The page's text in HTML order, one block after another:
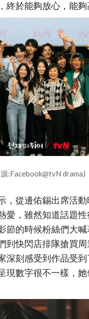
終於能夠放心，能夠
:Facebook@tvN drama)
，從邊佑錫出席活
愛，雖然知道話題
節的時候粉絲們大
到快閃店排隊搶買
深刻感受到作品受
現數字很不一樣，